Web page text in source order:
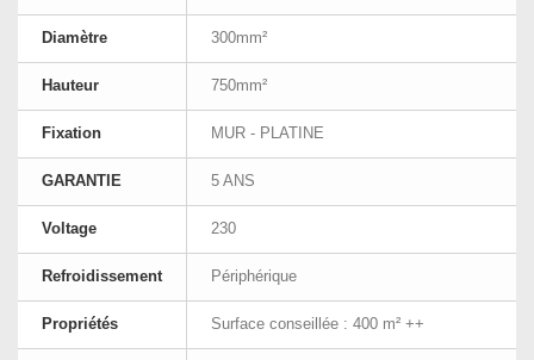
Diamètre 300mm²
Hauteur 750mm²
Fixation MUR - PLATINE
GARANTIE 5 ANS
Voltage 230
Refroidissement Périphérique
Propriétés Surface conseillée : 400 m² ++